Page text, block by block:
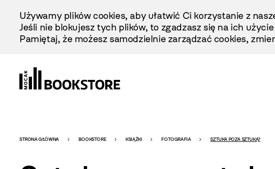
Treści
Używamy plików cookies, aby ułatwić Ci korzystanie z
Jeśli nie blokujesz tych plików, to zgadzasz się na ich
Pamiętaj, że możesz samodzielnie zarządzać cookies,
Bookstore
STRONA GŁÓWNA BOOKSTORE KSIĄŻKI FOTOGRAFIA SZTUKA POZA SZTUKĄ?